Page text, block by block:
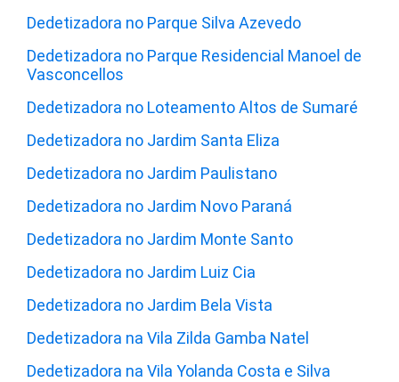
Dedetizadora no Parque Silva Azevedo
Dedetizadora no Parque Residencial Manoel de
Vasconcellos
Dedetizadora no Loteamento Altos de Sumaré
Dedetizadora no Jardim Santa Eliza
Dedetizadora no Jardim Paulistano
Dedetizadora no Jardim Novo Paraná
Dedetizadora no Jardim Monte Santo
Dedetizadora no Jardim Luiz Cia
Dedetizadora no Jardim Bela Vista
Dedetizadora na Vila Zilda Gamba Natel
Dedetizadora na Vila Yolanda Costa e Silva